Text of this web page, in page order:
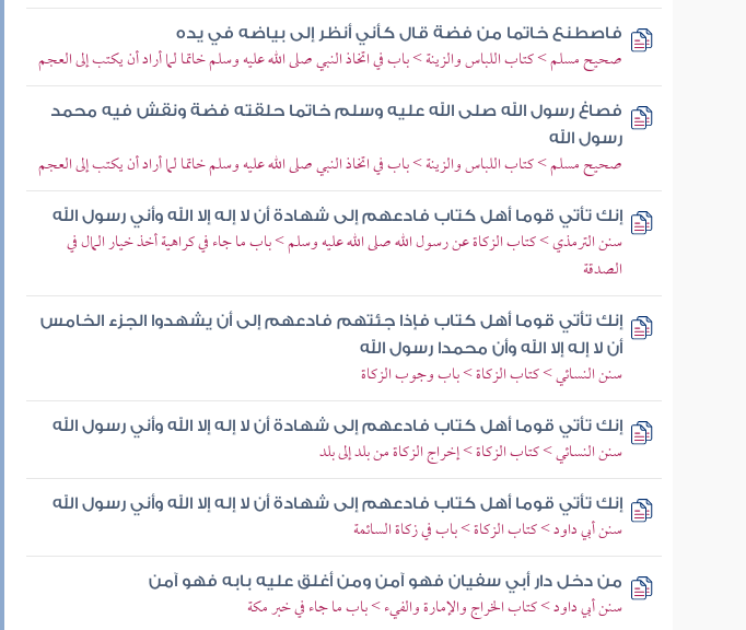
فاصطنع خاتما من فضة قال كأني أنظر إلى بياضه في يده
صحيح مسلم > كتاب اللباس والزينة > باب في اتخاذ النبي صلى الله عليه وسلم خاتما لما أراد أن يكتب إلى العجم
فصاغ رسول الله صلى الله عليه وسلم خاتما حلقته فضة ونقش فيه محمد
رسول الله
صحيح مسلم > كتاب اللباس والزينة > باب في اتخاذ النبي صلى الله عليه وسلم خاتما لما أراد أن يكتب إلى العجم
إنك تأتي قوما أهل كتاب فادعهم إلى شهادة أن لا إله إلا الله وأني رسول الله
سنن الترمذي > كتاب الزكاة عن رسول الله صلى الله عليه وسلم > باب ما جاء في كراهية أخذ خيار المال في
الصدقة
إنك تأتي قوما أهل كتاب فإذا جئتهم فادعهم إلى أن يشهدوا الجزء الخامس
أن لا إله إلا الله وأن محمدا رسول الله
سنن النسائي > كتاب الزكاة > باب وجوب الزكاة
إنك تأتي قوما أهل كتاب فادعهم إلى شهادة أن لا إله إلا الله وأني رسول الله
سنن النسائي > كتاب الزكاة > إخراج الزكاة من بلد إلى بلد
إنك تأتي قوما أهل كتاب فادعهم إلى شهادة أن لا إله إلا الله وأني رسول الله
سنن أبي داود > كتاب الزكاة > باب في زكاة السائمة
من دخل دار أبي سفيان فهو آمن ومن أغلق عليه بابه فهو آمن
سنن أبي داود > كتاب الخراج والإمارة والفيء > باب ما جاء في خبر مكة